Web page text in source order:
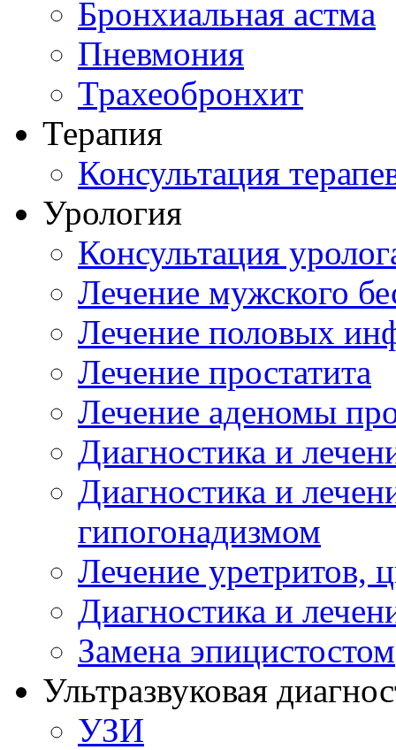
Бронхиальная астма
Пневмония
Трахеобронхит
Терапия
Консультация
Урология
Консультация
Лечение мужского
Лечение половых
Лечение простатита
Лечение аденомы
Диагностика и
Диагностика и
гипогонадизмом
Лечение уретритов,
Диагностика и
Замена эпицистостом
Ультразвуковая
УЗИ